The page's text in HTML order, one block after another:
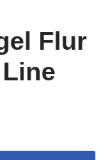
Flur